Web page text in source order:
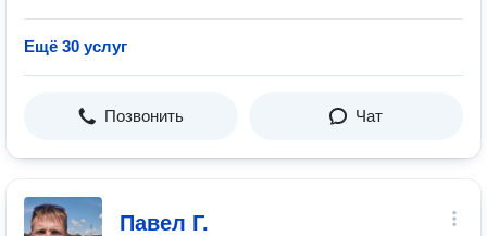
Ещё 30 услуг
Позвонить Чат
Павел Г.